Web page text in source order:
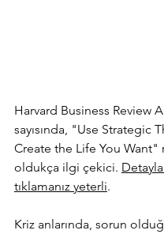
Harvard Business Review
sayısında, "Use Strategic
Create the Life You Want"
oldukça ilgi çekici.
tıklamanız yeterli.
Kriz anlarında, sorun